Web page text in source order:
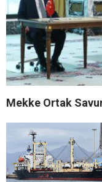
Mekke Ortak